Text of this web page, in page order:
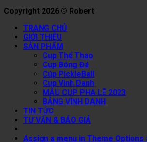
Copyright 2026 © Robert
TRANG CHỦ
GIỚI THIỆU
SẢN PHẨM
Cup Thể Thao
Cup Bóng Đá
Cúp PickleBall
Cup Vinh Danh
MẪU CUP PHA LÊ 2023
BẢNG VINH DANH
TIN TỨC
TƯ VẤN & BÁO GIÁ
Assign a menu in Theme Options